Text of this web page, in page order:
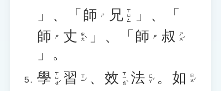
」、「 師 ㄕ 兄 ㄒㄩㄥ
」、「
師
ㄕ 丈 ㄓㄤˋ 」、「 師 ㄕ 叔 ㄕㄨˊ
」。
學 ㄒㄩㄝˊ 習 ㄒㄧˊ 、 效 ㄒㄧㄠˋ 法 ㄈㄚˇ 。 如 ㄖㄨˊ